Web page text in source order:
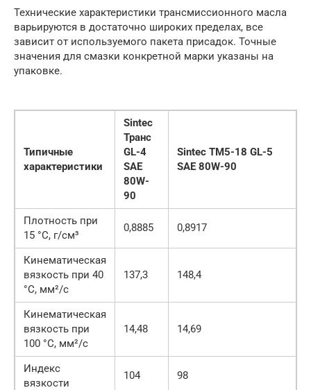
Технические характеристики трансмиссионного масла
варьируются в достаточно широких пределах, все
зависит от используемого пакета присадок. Точные
значения для смазки конкретной марки указаны на
упаковке.
Типичные
характеристики
Sintec
Транс
GL-4
SAE
80W-
90
Sintec TM5-18 GL-5
SAE 80W-90
Плотность при
15 °С, г/см³
0,8885 0,8917
Кинематическая
вязкость при 40
°С, мм²/с
137,3 148,4
Кинематическая
вязкость при
100 °С, мм²/с
14,48 14,69
Индекс
вязкости
104 98